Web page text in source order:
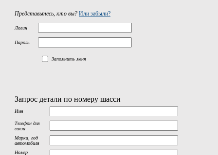
Представьтесь, кто вы? Или забыли?
Логин
Пароль
Запомнить меня
Запрос детали по номеру шасси
Имя
Телефон для
связи
Марка, год
автомобиля
Номер